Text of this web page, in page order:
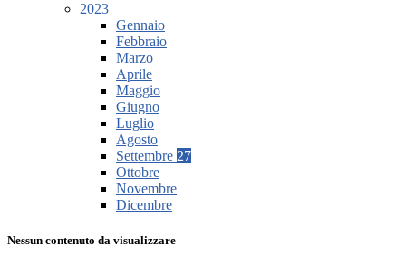
2023
Gennaio
Febbraio
Marzo
Aprile
Maggio
Giugno
Luglio
Agosto
Settembre 27
Ottobre
Novembre
Dicembre
Nessun contenuto da visualizzare